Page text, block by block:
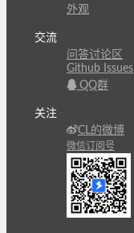
外观
交流
问答讨论区
Github Issues
QQ群
关注
CL的微博
微信订阅号